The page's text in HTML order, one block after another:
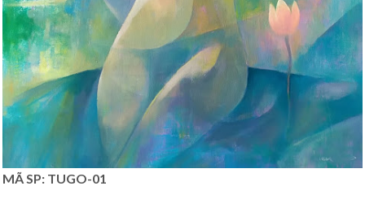
MÃ SP: TUGO-01